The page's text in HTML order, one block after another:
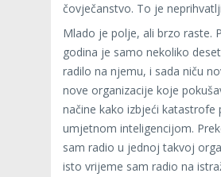
čovječanstvo. To je
Mlado je polje, ali brzo raste.
godina je samo nekoliko
radilo na njemu, i sada niču
nove organizacije koje
načine kako izbjeći katastrofe
umjetnom inteligencijom.
sam radio u jednoj takvoj
isto vrijeme sam radio na